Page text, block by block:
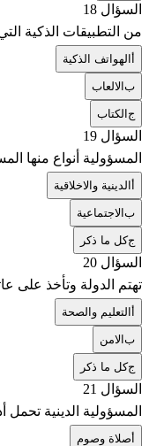
السؤال 18
من التطبيقات الذكية
الهواتف الذكية
بالالعاب
جالكتاب
السؤال 19
المسؤولية أنواع منها
الدينية والاخلاقية
بالاجتماعية
جكل ما ذكر
السؤال 20
تهتم الدولة وتأخذ على
التعليم والصحة
بالامن
جكل ما ذكر
السؤال 21
المسؤولية الدينية تحمل
صلاة وصوم